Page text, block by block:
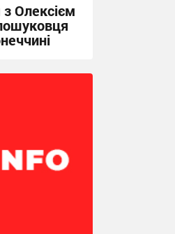
Олексієм